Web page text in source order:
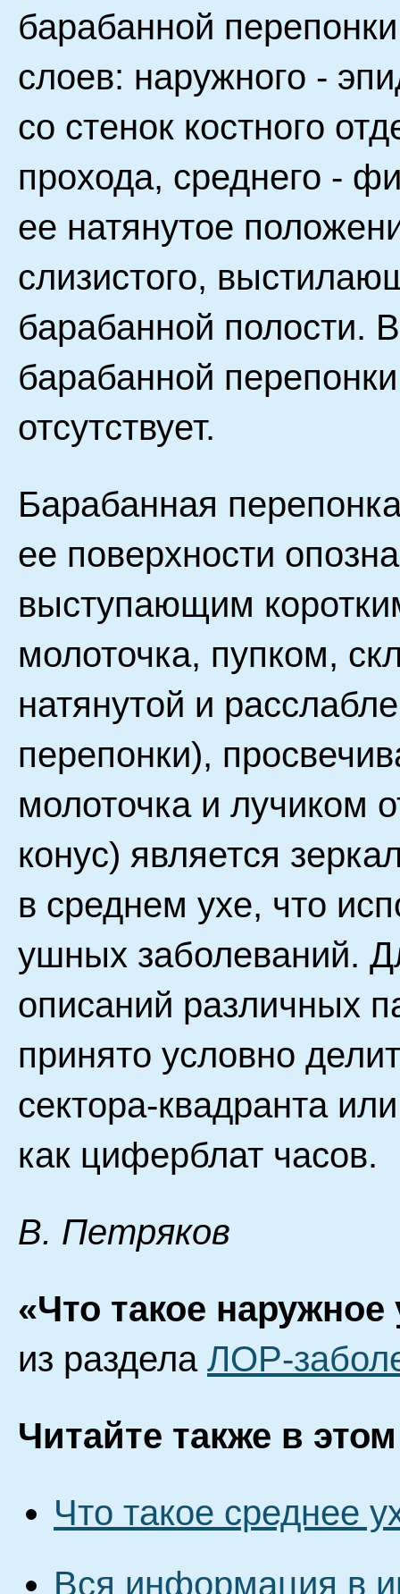
барабанной
слоев: наружного -
со стенок костного
прохода, среднего -
ее натянутое
слизистого,
барабанной полости.
барабанной
отсутствует.
Барабанная
ее поверхности
выступающим
молоточка, пупком,
натянутой и
перепонки),
молоточка и лучиком
конус) является
в среднем ухе, что
ушных заболеваний.
описаний различных
принято условно
сектора-квадранта
как циферблат часов.
В. Петряков
«Что такое наружное
из раздела ЛОР-
Читайте также в
Что такое среднее
Вся информация в